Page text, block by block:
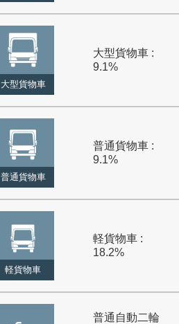
大型貨物車
大型貨物車 :
9.1%
普通貨物車
普通貨物車 :
9.1%
軽貨物車
軽貨物車 :
18.2%
普通自動二輪